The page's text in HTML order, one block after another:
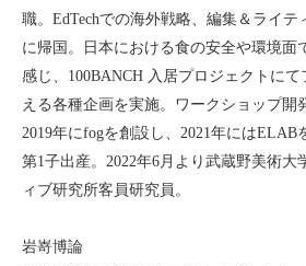
職。EdTechでの海外戦略、編集＆ライテ
に帰国。日本における食の安全や環境面
感じ、100BANCH 入居プロジェクトに
える各種企画を実施。ワークショップ開
2019年にfogを創設し、2021年にはELAB
第1子出産。2022年6月より武蔵野美術大
ィブ研究所客員研究員。
岩嵜博論